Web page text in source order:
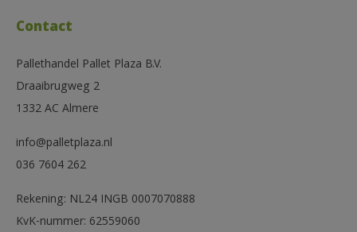
Contact
Pallethandel Pallet Plaza B.V.
Draaibrugweg 2
1332 AC Almere
info@palletplaza.nl
036 7604 262
Rekening: NL24 INGB 0007070888
KvK-nummer: 62559060